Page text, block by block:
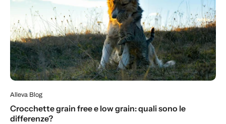
Alleva Blog
Crocchette grain free e low grain: quali sono le
differenze?